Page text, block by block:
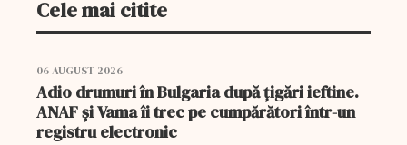
Cele mai citite
06 AUGUST 2026
Adio drumuri în Bulgaria după țigări ieftine.
ANAF și Vama îi trec pe cumpărători într-un
registru electronic